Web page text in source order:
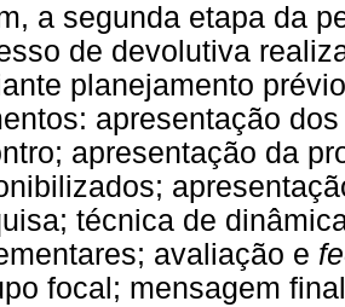
a segunda etapa da
de devolutiva
planejamento
apresentação
apresentação da
técnica de
avaliação e
focal; mensagem